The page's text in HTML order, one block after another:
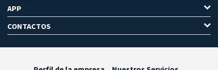
APP
CONTACTOS